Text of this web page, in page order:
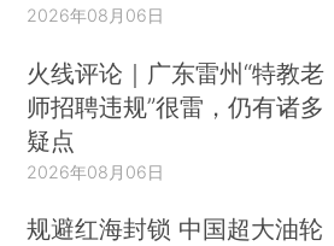
2026年08月06日
火线评论｜广东雷州“特教老
师招聘违规”很雷，仍有诸多
疑点
2026年08月06日
规避红海封锁 中国超大油轮